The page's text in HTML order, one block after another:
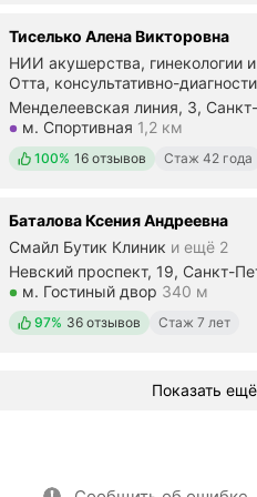
Тиселько Алена Викторовна
НИИ акушерства, гинекологии
Отта, консультативно-
Менделеевская линия, 3,
Метро м. Спортивная
м. Спортивная 1,2 км
Положительных отзывов
100% 16 отзывов Стаж 42 года
Баталова Ксения Андреевна
Смайл Бутик Клиник и ещё 2
Невский проспект, 19, Санкт-
Метро м. Гостиный двор
м. Гостиный двор 340 м
Положительных отзывов
97% 36 отзывов Стаж 7 лет
Показать ещё